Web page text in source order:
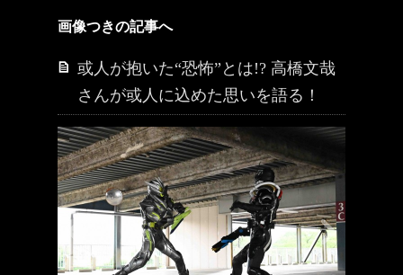
画像つきの記事へ
或人が抱いた“恐怖”とは!? 高橋文哉
さんが或人に込めた思いを語る！